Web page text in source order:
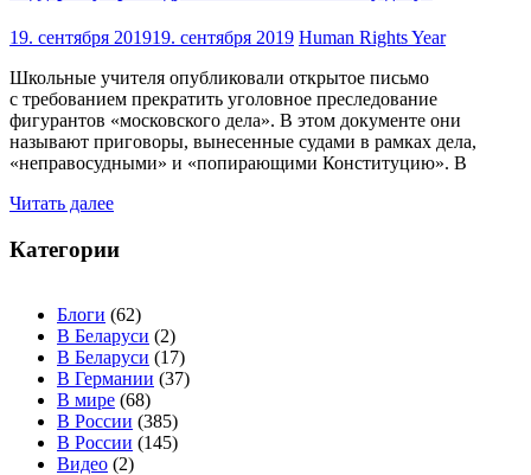
19. сентября 201919. сентября 2019 Human Rights Year
Школьные учителя опубликовали открытое письмо
с требованием прекратить уголовное преследование
фигурантов «московского дела». В этом документе они
называют приговоры, вынесенные судами в рамках дела,
«неправосудными» и «попирающими Конституцию». В
Читать далее
Категории
Блоги (62)
В Беларуси (2)
В Беларуси (17)
В Германии (37)
В мире (68)
В России (385)
В России (145)
Видео (2)